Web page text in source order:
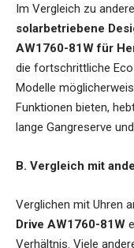
Im Vergleich zu
solarbetriebene
AW1760-81W für
die fortschrittliche
Modelle
Funktionen bieten,
lange Gangreserve
B. Vergleich mit
Verglichen mit Uhren
Drive AW1760-81W
Verhältnis. Viele